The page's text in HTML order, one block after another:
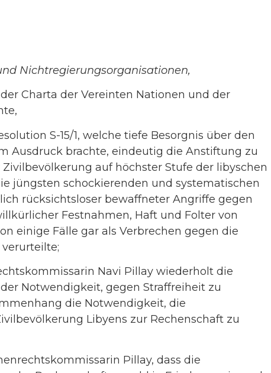
Nichtregierungsorganisationen,
Charta der Vereinten Nationen und der
S-15/1, welche tiefe Besorgnis über den
Ausdruck brachte, eindeutig die Anstiftung zu
auf höchster Stufe der libyschen
jüngsten schockierenden und systematischen
rücksichtsloser bewaffneter Angriffe gegen
Festnahmen, Haft und Folter von
einige Fälle gar als Verbrechen gegen die
Navi Pillay wiederholt die
Notwendigkeit, gegen Straffreiheit zu
die Notwendigkeit, die
Libyens zur Rechenschaft zu
Pillay, dass die